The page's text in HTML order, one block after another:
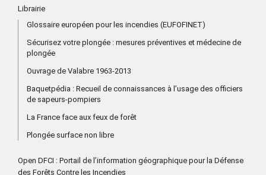
Librairie
Glossaire européen pour les incendies (EUFOFINET)
Sécurisez votre plongée : mesures préventives et médecine de
plongée
Ouvrage de Valabre 1963-2013
Baquetpédia : Recueil de connaissances à l’usage des officiers
de sapeurs-pompiers
La France face aux feux de forêt
Plongée surface non libre
Open DFCI : Portail de l’information géographique pour la Défense
des Forêts Contre les Incendies